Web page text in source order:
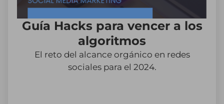
Guía Hacks para vencer a los
algoritmos
El reto del alcance orgánico en redes
sociales para el 2024.